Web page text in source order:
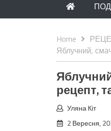
Home
Яблучний,
рецепт,
Уляна Кіт
2 Вересня,